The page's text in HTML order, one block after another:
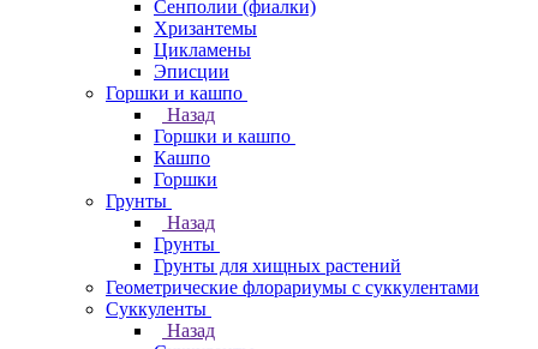
Сенполии (фиалки)
Хризантемы
Цикламены
Эписции
Горшки и кашпо
Назад
Горшки и кашпо
Кашпо
Горшки
Грунты
Назад
Грунты
Грунты для хищных растений
Геометрические флорариумы с суккулентами
Суккуленты
Назад